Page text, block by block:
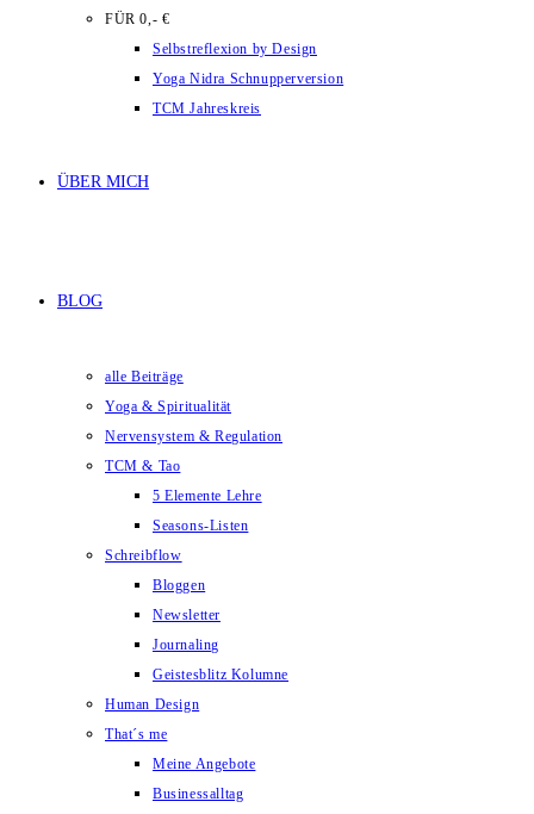
FÜR 0,- €
Selbstreflexion by Design
Yoga Nidra Schnupperversion
TCM Jahreskreis
ÜBER MICH
BLOG
alle Beiträge
Yoga & Spiritualität
Nervensystem & Regulation
TCM & Tao
5 Elemente Lehre
Seasons-Listen
Schreibflow
Bloggen
Newsletter
Journaling
Geistesblitz Kolumne
Human Design
That´s me
Meine Angebote
Businessalltag